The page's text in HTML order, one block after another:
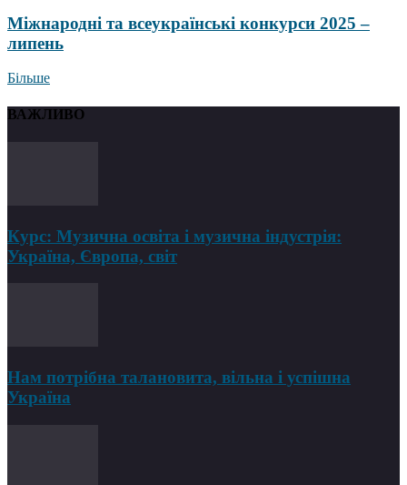
Міжнародні та всеукраїнські конкурси 2025 –
липень
Більше
ВАЖЛИВО
Курс: Музична освіта і музична індустрія:
Україна, Європа, світ
Нам потрібна талановита, вільна і успішна
Україна